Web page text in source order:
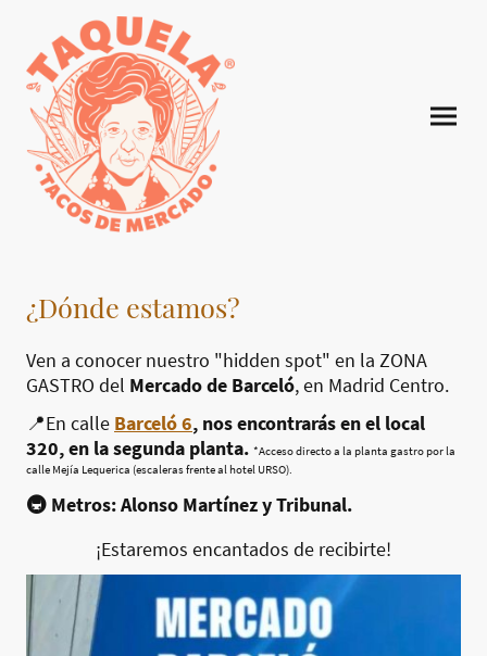
¿Dónde estamos?
Ven a conocer nuestro "hidden spot" en la ZONA
GASTRO del Mercado de Barceló, en Madrid Centro.
📍En calle Barceló 6, nos encontrarás en el local
320, en la segunda planta. *Acceso directo a la planta gastro por la
calle Mejía Lequerica (escaleras frente al hotel URSO).
🚇 Metros: Alonso Martínez y Tribunal.
¡Estaremos encantados de recibirte!